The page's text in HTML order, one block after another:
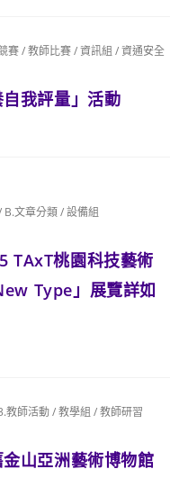
賽/教師比賽/資訊組 /資通安全
我評量」活動
B.文章分類/設備組
TAxT桃園科技藝術
Type」展覽詳如
教師活動/教學組 /教師研習
金山亞洲藝術博物館